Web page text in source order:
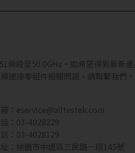
頻段至50.0GHz。如希望得到最新
連接零組件相關問題，請聯繫我們。
： eservice@alltestek.com
：03-4028229
：03-4028129
：桃園市中壢區三民路一段145號